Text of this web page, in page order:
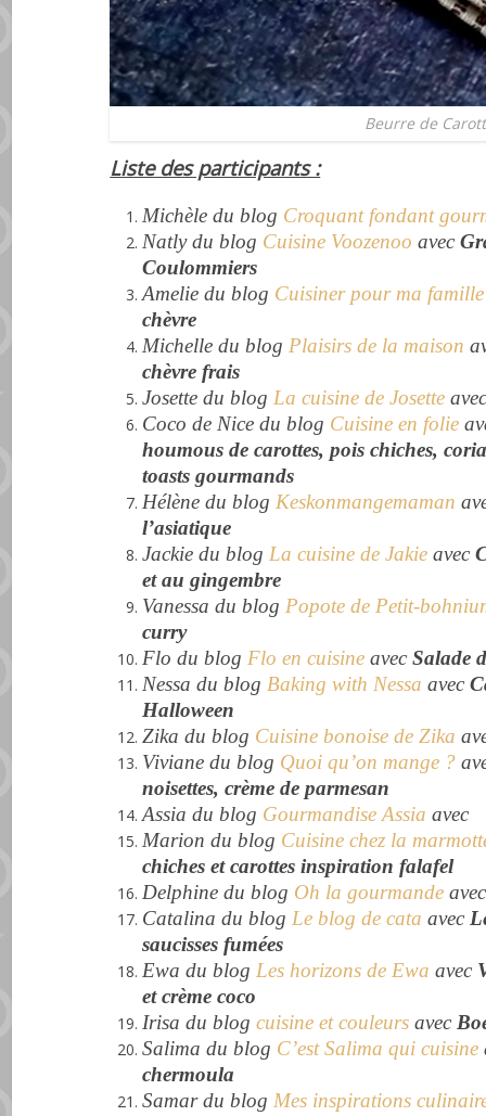
Beurre de
Liste des participants :
Michèle du blog Croquant fondant
Natly du blog Cuisine Voozenoo avec
Coulommiers
Amelie du blog Cuisiner pour ma famille
chèvre
Michelle du blog Plaisirs de la maison
chèvre frais
Josette du blog La cuisine de Josette
Coco de Nice du blog Cuisine en folie
houmous de carottes, pois chiches,
toasts gourmands
Hélène du blog Keskonmangemaman
l’asiatique
Jackie du blog La cuisine de Jakie avec
et au gingembre
Vanessa du blog Popote de Petit-
curry
Flo du blog Flo en cuisine avecSalade
Nessa du blog Baking with Nessa avec
Halloween
Zika du blog Cuisine bonoise de Zika
Viviane du blog Quoi qu’on mange ?
noisettes, crème de parmesan
Assia du blog Gourmandise Assia avec
Marion du blog Cuisine chez la
chiches et carottes inspiration falafel
Delphine du blog Oh la gourmande
Catalina du blog Le blog de cata avec
saucisses fumées
Ewa du blog Les horizons de Ewa avec
et crème coco
Irisa du blogcuisine et couleurs avec
Salima du blog C’est Salima qui cuisine
chermoula
Samar du blog Mes inspirations